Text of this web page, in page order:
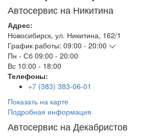
Автосервис на Никитина
Адрес:
Новосибирск, ул. Никитина, 162/1
График работы: 09:00 - 20:00
Пн - Сб 09:00 - 20:00
Вс 10:00 - 18:00
Телефоны:
+7 (383) 383-06-01
Показать на карте
Подробная информация
Автосервис на Декабристов